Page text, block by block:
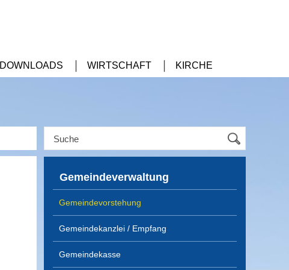
DOWNLOADS WIRTSCHAFT KIRCHE
Gemeindeverwaltung
Gemeindevorstehung
Gemeindekanzlei / Empfang
Gemeindekasse